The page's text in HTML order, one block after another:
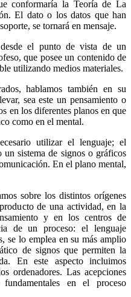
conformaría la Teoría de La
El dato o los datos que han
se tornará en mensaje.
el punto de vista de un
que posee un contenido de
utilizando medios materiales.
hablamos también en su
sea este un pensamiento o
en los diferentes planos en que
como en el mental.
utilizar el lenguaje; el
un sistema de signos o gráficos
En el plano mental,
sobre los distintos orígenes
de una actividad, en la
y en los centros de
de un proceso: el lenguaje
se lo emplea en su más amplio
de signos que permiten la
En este aspecto incluimos
ordenadores. Las acepciones
en el proceso